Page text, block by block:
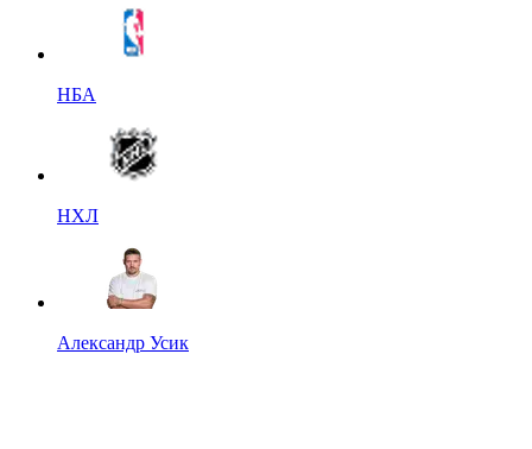
НБА
НХЛ
Александр Усик